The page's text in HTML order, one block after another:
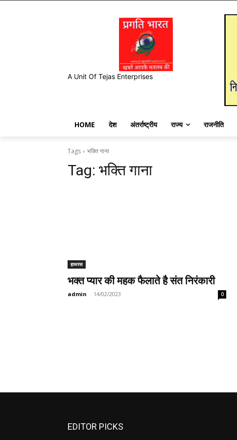
A Unit Of Tejas Enterprises
HOME देश अंतर्राष्ट्रीय राज्य राजनीति
Tags भक्ति गाना
Tag: भक्ति गाना
हाथरस
भक्त प्यार की महक फैलाते है संत निरंकारी
admin - 14/02/2023 0
EDITOR PICKS